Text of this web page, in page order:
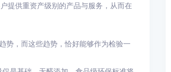
提供重资产级别的产品与服务，从而在
势，而这些趋势，恰好能够作为检验一